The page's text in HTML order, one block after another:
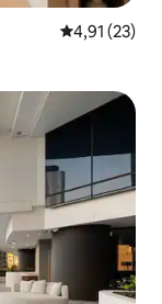
4,91 de uma
4,91 (23)